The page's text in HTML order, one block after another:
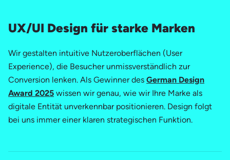
UX/UI Design für starke Marken
Wir gestalten intuitive Nutzeroberflächen (User
Experience), die Besucher unmissverständlich zur
Conversion lenken. Als Gewinner des German Design
Award 2025 wissen wir genau, wie wir Ihre Marke als
digitale Entität unverkennbar positionieren. Design folgt
bei uns immer einer klaren strategischen Funktion.